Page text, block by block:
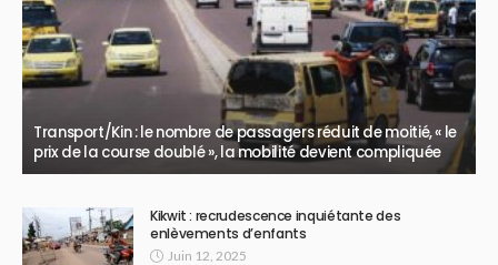
Transport/Kin : le nombre de passagers réduit de moitié, « le
prix de la course doublé », la mobilité devient compliquée
Kikwit : recrudescence inquiétante des
enlèvements d’enfants
Juin 12, 2025